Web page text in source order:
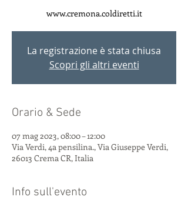
www.cremona.coldiretti.it
La registrazione è stata chiusa
Scopri gli altri eventi
Orario & Sede
07 mag 2023, 08:00 – 12:00
Via Verdi, 4a pensilina., Via Giuseppe Verdi,
26013 Crema CR, Italia
Info sull'evento